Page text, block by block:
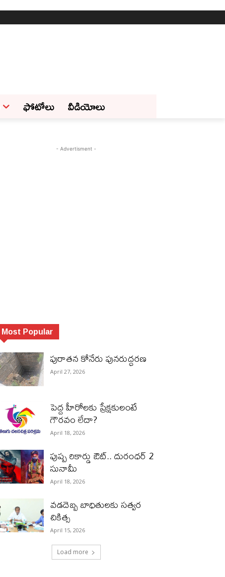
ఫోటోలు వీడియోలు
- Advertisment -
Most Popular
పురాత‌న కోనేరు పున‌రుద్ధ‌ర‌ణ
April 27, 2026
పెద్ద హీరోల‌కు ప్రేక్ష‌కులంటే
గౌర‌వం లేదా?
April 18, 2026
పుష్ప రికార్డు ఔట్‌.. దురంధ‌ర్ 2
సునామీ
April 18, 2026
వడదెబ్బ బాధితులకు సత్వర
చికిత్స
April 15, 2026
Load more